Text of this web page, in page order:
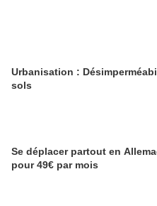
Urbanisation :
sols
Se déplacer partout en
pour 49€ par mois